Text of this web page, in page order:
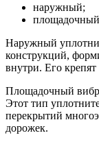
наружный;
Наружный
конструкций,
внутри. Его
Площадочный
Этот тип
перекрытий
дорожек.